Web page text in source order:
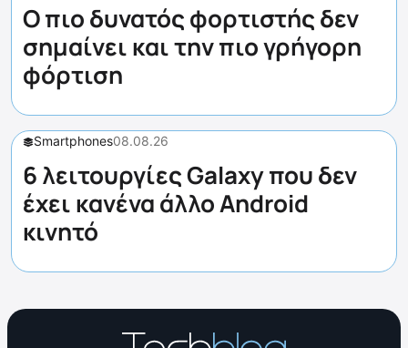
Ο πιο δυνατός φορτιστής δεν
σημαίνει και την πιο γρήγορη
φόρτιση
Smartphones08.08.26
6 λειτουργίες Galaxy που δεν
έχει κανένα άλλο Android
κινητό